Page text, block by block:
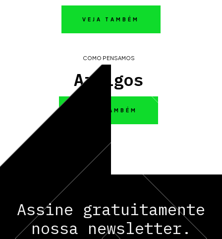
VEJA TAMBÉM
COMO PENSAMOS
Artigos
VEJA TAMBÉM
Assine gratuitamente
nossa newsletter.